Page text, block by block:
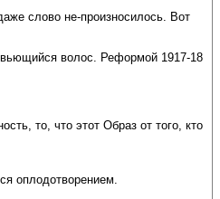
слово не-произносилось. Вот
вьющийся волос. Реформой 1917-18
то, что этот Образ от того, кто
оплодотворением.